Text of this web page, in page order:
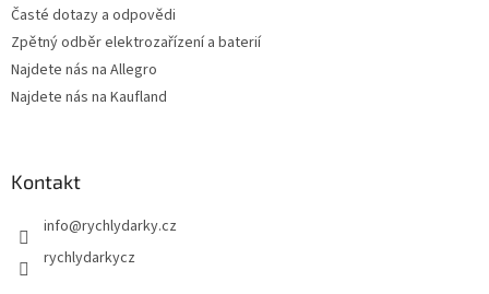
Časté dotazy a odpovědi
Zpětný odběr elektrozařízení a baterií
Najdete nás na Allegro
Najdete nás na Kaufland
Kontakt
info@rychlydarky.cz
rychlydarkycz